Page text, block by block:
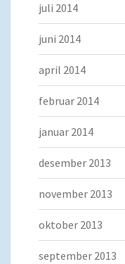
juli 2014
juni 2014
april 2014
februar 2014
januar 2014
desember 2013
november 2013
oktober 2013
september 2013